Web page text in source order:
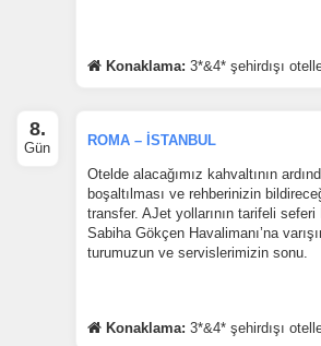
Konaklama: 3*&4* şehirdışı
8.
Gün ROMA – İSTANBUL
Otelde alacağımız kahvaltının
boşaltılması ve rehberinizin
transfer. AJet yollarının tarifeli seferi
Sabiha Gökçen Havalimanı’na
turumuzun ve servislerimizin sonu.
Konaklama: 3*&4* şehirdışı